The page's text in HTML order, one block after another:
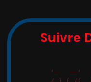
Suivre
,_   __,